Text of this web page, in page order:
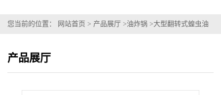
您当前的位置： 网站首页 > 产品展厅 >油炸锅 >大型翻转式蝗虫油
产品展厅